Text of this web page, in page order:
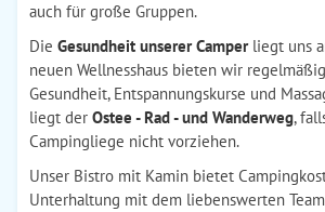
auch für große Gruppen.
Die Gesundheit unserer Camperliegt uns
neuen Wellnesshaus bieten wir
Gesundheit, Entspannungskurse und
liegt der Ostee - Rad - und Wanderweg,
Campingliege nicht vorziehen.
Unser Bistro mit Kamin bietet
Unterhaltung mit dem liebenswerten